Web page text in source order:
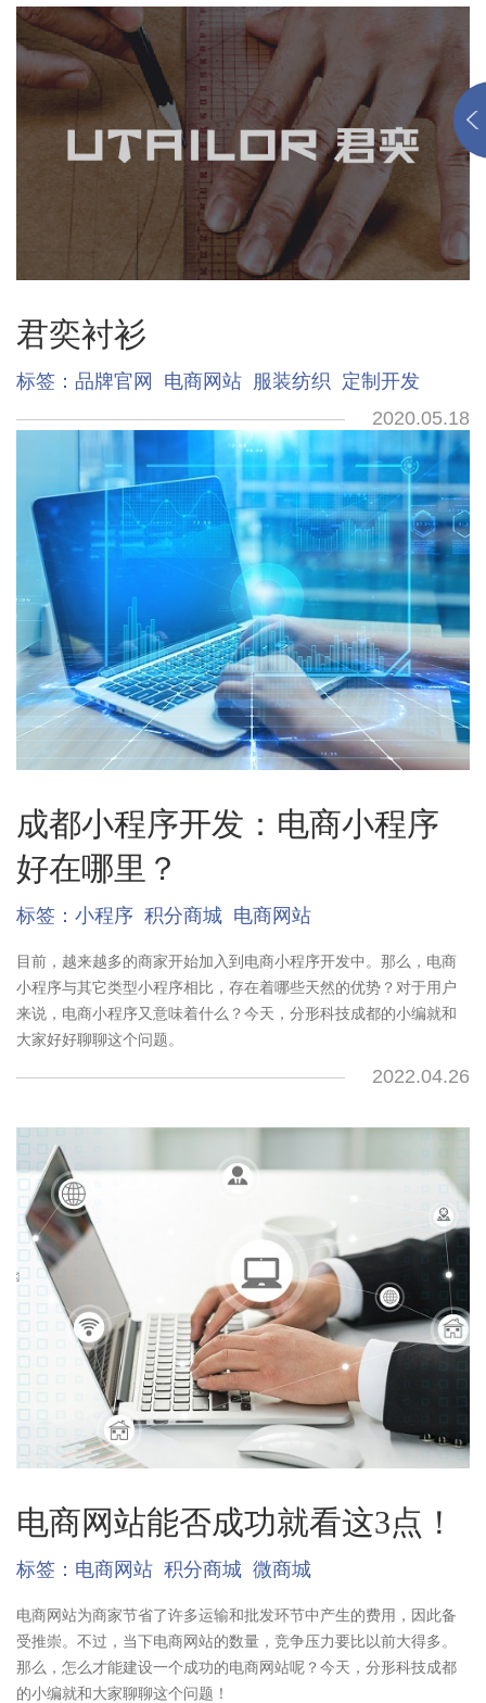
君奕衬衫
标签： 品牌官网 电商网站 服装纺织 定制开发
2020.05.18
成都小程序开发：电商小程序
好在哪里？
标签： 小程序 积分商城 电商网站
目前，越来越多的商家开始加入到电商小程序开发中。那么，电商
小程序与其它类型小程序相比，存在着哪些天然的优势？对于用户
来说，电商小程序又意味着什么？今天，分形科技成都的小编就和
大家好好聊聊这个问题。
2022.04.26
电商网站能否成功就看这3点！
标签： 电商网站 积分商城 微商城
电商网站为商家节省了许多运输和批发环节中产生的费用，因此备
受推崇。不过，当下电商网站的数量，竞争压力要比以前大得多。
那么，怎么才能建设一个成功的电商网站呢？今天，分形科技成都
的小编就和大家聊聊这个问题！